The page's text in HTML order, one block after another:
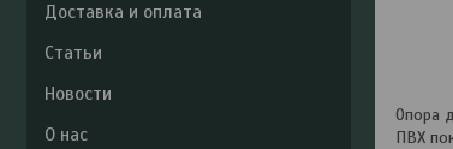
Опора
ПВХ
Доставка и оплата
Статьи
Новости
О нас